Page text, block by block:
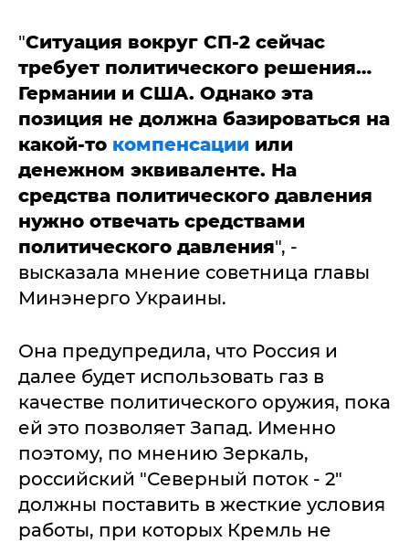
"Ситуация вокруг СП-2 сейчас
требует политического решения…
Германии и США. Однако эта
позиция не должна базироваться на
какой-то компенсации или
денежном эквиваленте. На
средства политического давления
нужно отвечать средствами
политического давления", -
высказала мнение советница главы
Минэнерго Украины.
Она предупредила, что Россия и
далее будет использовать газ в
качестве политического оружия, пока
ей это позволяет Запад. Именно
поэтому, по мнению Зеркаль,
российский "Северный поток - 2"
должны поставить в жесткие условия
работы, при которых Кремль не